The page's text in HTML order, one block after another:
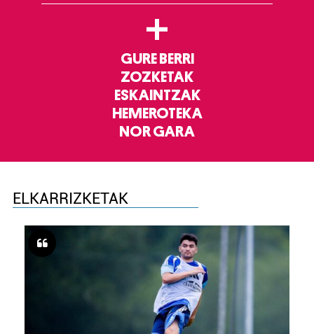
+
GURE BERRI
ZOZKETAK
ESKAINTZAK
HEMEROTEKA
NOR GARA
ELKARRIZKETAK